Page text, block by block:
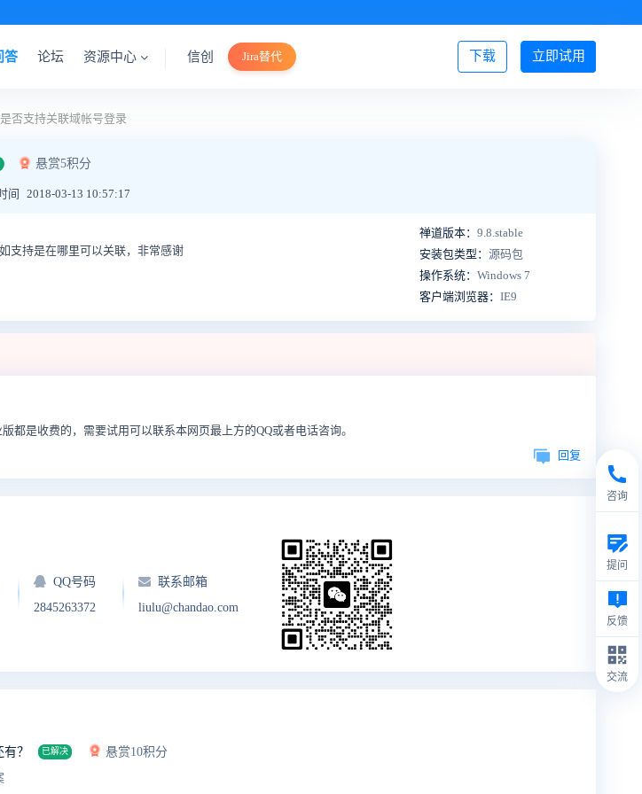
立即试用
下载
答 论坛 资源中心 信创 Jira替代 登录/注册
否支持关联域帐号登录
悬赏5积分
间 2018-03-13 10:57:17
支持是在哪里可以关联，非常感谢
禅道版本： 9.8.stable
安装包类型： 源码包
操作系统： Windows 7
客户端浏览器： IE9
都是收费的，需要试用可以联系本网页最上方的QQ或者电话咨询。
回复
QQ号码
2845263372
联系邮箱
liulu@chandao.com
？ 已解决
悬赏10积分
咨询
提问
反馈
交流